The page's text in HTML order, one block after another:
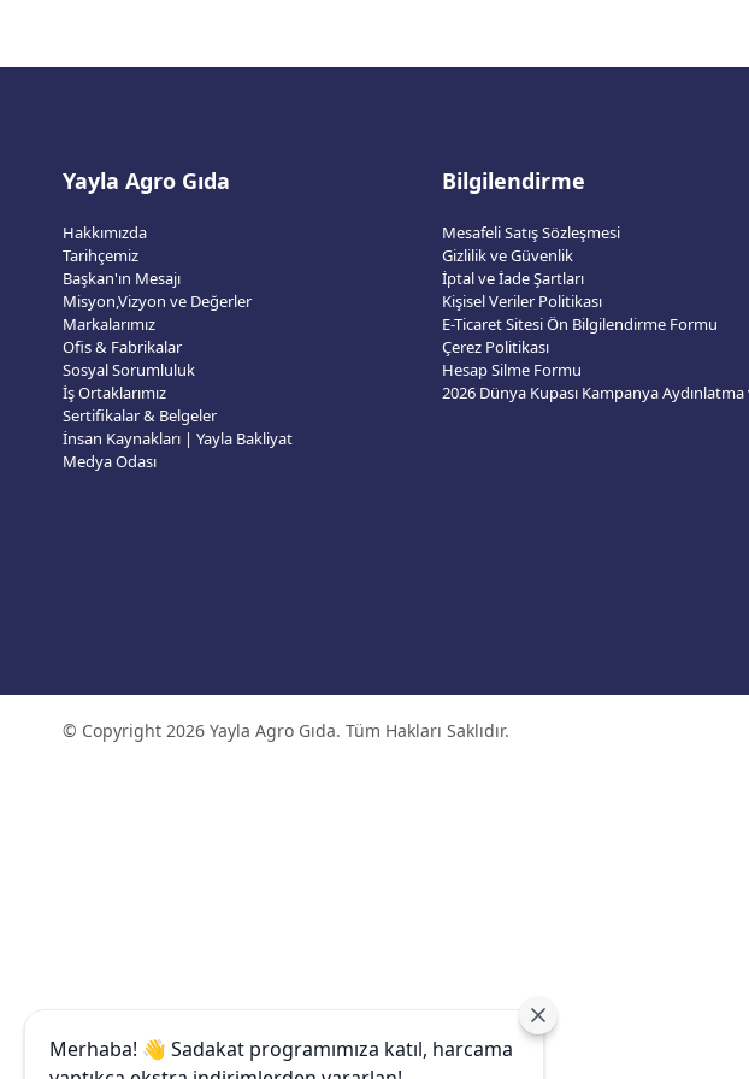
Yayla Agro Gıda
Hakkımızda
Tarihçemiz
Başkan'ın Mesajı
Misyon,Vizyon ve Değerler
Markalarımız
Ofis & Fabrikalar
Sosyal Sorumluluk
İş Ortaklarımız
Sertifikalar & Belgeler
İnsan Kaynakları | Yayla Bakliyat
Medya Odası
Bilgilendirme
Mesafeli Satış Sözleşmesi
Gizlilik ve Güvenlik
İptal ve İade Şartları
Kişisel Veriler Politikası
E-Ticaret Sitesi Ön Bilgilendirme Formu
Çerez Politikası
Hesap Silme Formu
© Copyright 2026 Yayla Agro Gıda. Tüm Hakları Saklıdır.
Merhaba! 👋 Sadakat programımıza katıl, harcama